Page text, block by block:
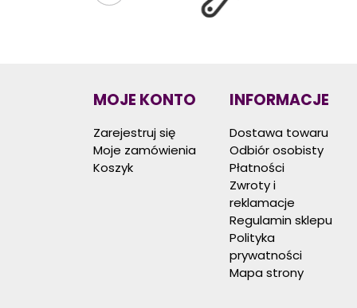
MOJE KONTO
Zarejestruj się
Moje zamówienia
Koszyk
INFORMACJE
Dostawa towaru
Odbiór osobisty
Płatności
Zwroty i
reklamacje
Regulamin sklepu
Polityka
prywatności
Mapa strony